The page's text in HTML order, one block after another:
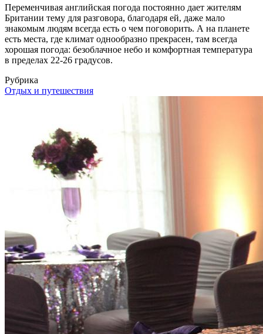
Переменчивая английская погода постоянно дает жителям
Британии тему для разговора, благодаря ей, даже мало
знакомым людям всегда есть о чем поговорить. А на планете
есть места, где климат однообразно прекрасен, там всегда
хорошая погода: безоблачное небо и комфортная температура
в пределах 22-26 градусов.
Рубрика
Отдых и путешествия